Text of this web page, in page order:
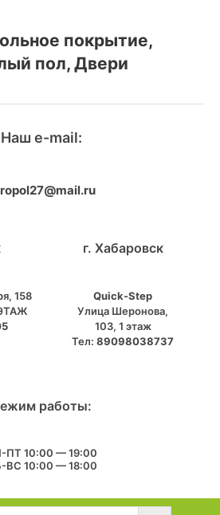
покрытие,
пол, Двери
Наш e-mail:
158
г. Хабаровск
Quick-Step
​Улица Шеронова,
103, ​1 этаж
Тел: 89098038737
работы:
ПТ 10:00 — 19:00
ВС 10:00 — 18:00